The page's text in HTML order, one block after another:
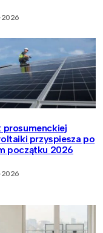
prosumenckiej
przyspiesza po
początku 2026